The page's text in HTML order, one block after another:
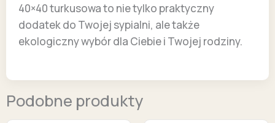
40×40 turkusowa to nie tylko praktyczny
dodatek do Twojej sypialni, ale także
ekologiczny wybór dla Ciebie i Twojej rodziny.
Podobne produkty